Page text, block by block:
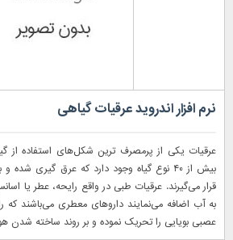
نرم افزار اندروید عرقیات گیاهی
عرقیات یکی از پرمصرف ترین شکل‌های استفاده از
بیش از ۴۰ نوع گیاه وجود دارد که عرق گیری
قرار می‌گیرند. عرقیات طبی در واقع رایحه، عطر یا
به آب اضافه می‌نمایند داروهای معطری می‌باشند که
عصبی بویایی را تحریک نموده و بر روند ساخته شدن